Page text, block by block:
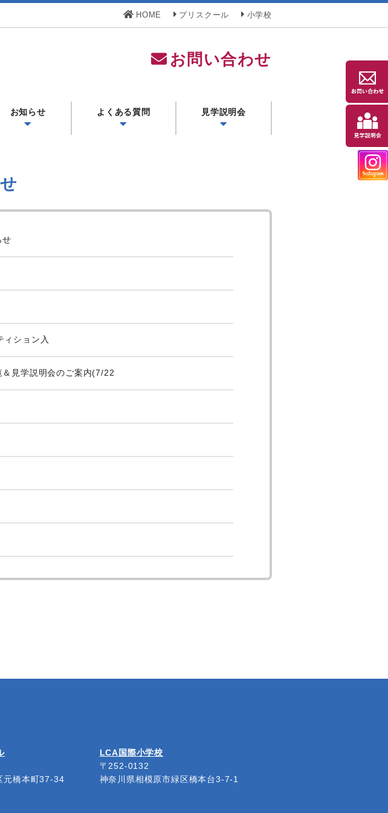
HOME プリスクール 小学校
お問い合わせ
お知らせ よくある質問 見学説明会
せ
ション入
＆見学説明会のご案内(7/22
元橋本町37-34
LCA国際小学校
〒252-0132
神奈川県相模原市緑区橋本台3-7-1